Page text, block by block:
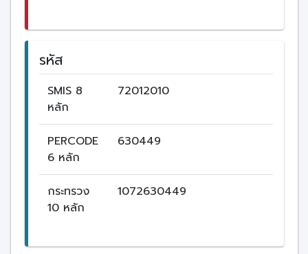
รหัส
SMIS 8
หลัก
72012010
PERCODE
6 หลัก
630449
กระทรวง
10 หลัก
1072630449